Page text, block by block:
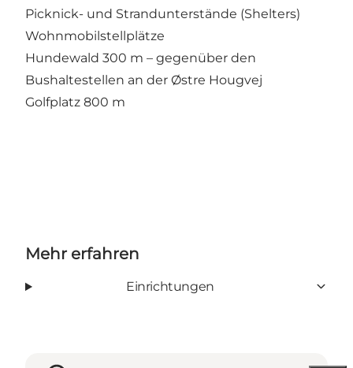
Picknick- und Strandunterstände (Shelters)
Wohnmobilstellplätze
Hundewald 300 m – gegenüber den
Bushaltestellen an der Østre Hougvej
Golfplatz 800 m
Mehr erfahren
Einrichtungen